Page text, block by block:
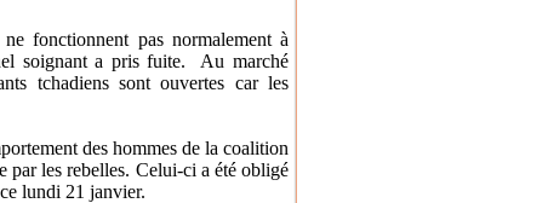
fonctionnent pas normalement à
soignant a pris fuite. Au marché
tchadiens sont ouvertes car les
des hommes de la coalition
par les rebelles. Celui-ci a été obligé
lundi 21 janvier.